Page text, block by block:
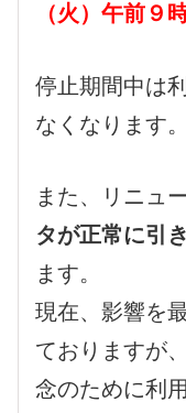
（火）午前９
停止期間中は
なくなります。
また、リニュ
タが正常に引
ます。
現在、影響を
ておりますが、
念のために利